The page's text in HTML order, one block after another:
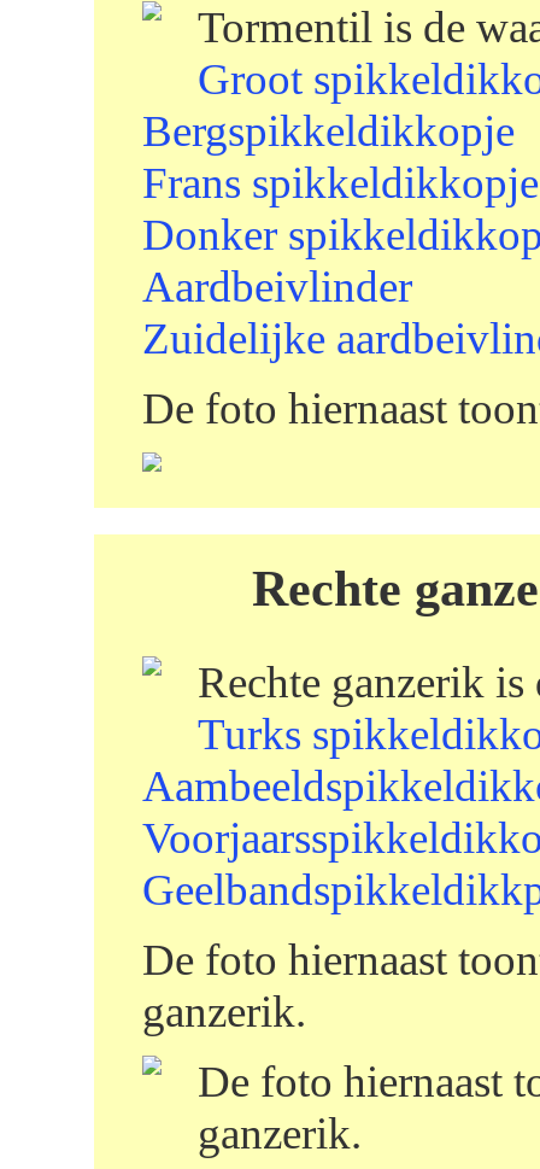
Tormentil is de
Groot
Bergspikkeldikkopje
Frans spikkeldikkopje
Donker
Aardbeivlinder
Zuidelijke
De foto hiernaast
Rechte
Rechte ganzerik
Turks
De foto hiernaast
ganzerik.
De foto hiernaast
ganzerik.